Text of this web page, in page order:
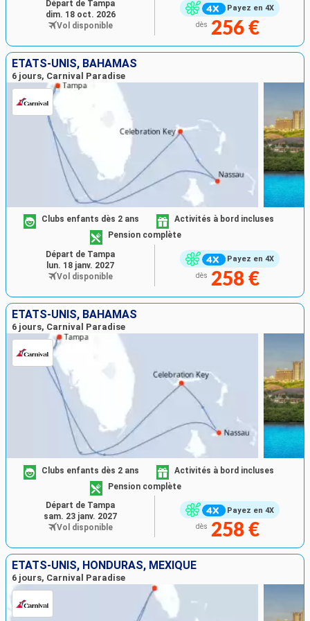
Payez en 4X
dès 256 €
Départ de Tampa
dim. 18 oct. 2026
Vol disponible
ÉTATS-UNIS, BAHAMAS
6 jours, Carnival Paradise
Payez en 4X
Clubs enfants dès 2 ans
Activités à bord incluses
Pension complète
dès 258 €
Départ de Tampa
lun. 18 janv. 2027
Vol disponible
ÉTATS-UNIS, BAHAMAS
6 jours, Carnival Paradise
Payez en 4X
Clubs enfants dès 2 ans
Activités à bord incluses
Pension complète
dès 258 €
Départ de Tampa
sam. 23 janv. 2027
Vol disponible
ÉTATS-UNIS, HONDURAS, MEXIQUE
6 jours, Carnival Paradise